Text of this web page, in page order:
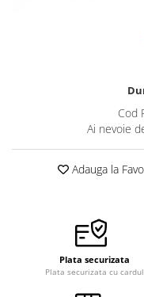
Cod
Ai nevoie
Adauga la
Plata securizata
Plata securizata cu cardul